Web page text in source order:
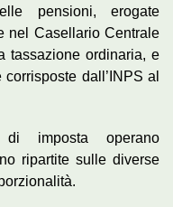
pensioni, erogate
nel Casellario Centrale
tassazione ordinaria, e
dall’INPS al
di imposta operano
ripartite sulle diverse